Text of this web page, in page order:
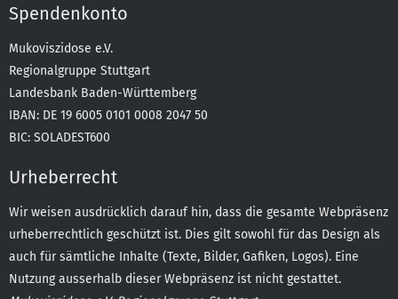
Spendenkonto
Mukoviszidose e.V.
Regionalgruppe Stuttgart
Landesbank Baden-Württemberg
IBAN: DE 19 6005 0101 0008 2047 50
BIC: SOLADEST600
Urheberrecht
Wir weisen ausdrücklich darauf hin, dass die gesamte Webpräsenz
urheberrechtlich geschützt ist. Dies gilt sowohl für das Design als
auch für sämtliche Inhalte (Texte, Bilder, Gafiken, Logos). Eine
Nutzung ausserhalb dieser Webpräsenz ist nicht gestattet.